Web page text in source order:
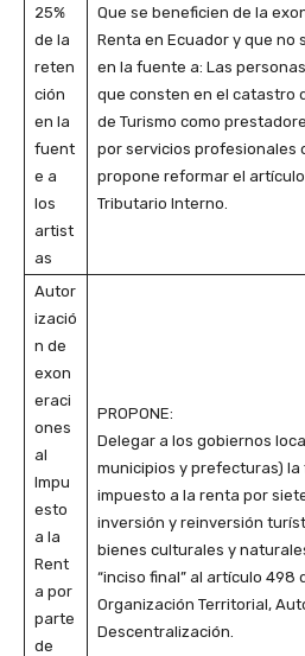
25%
de la
reten
ción
en la
fuent
e a
los
artist
as
Que se beneficien de la
Renta en Ecuador y que no
en la fuente a: Las
que consten en el catastro
de Turismo como
por servicios profesionales
propone reformar el artículo
Tributario Interno.
Autor
izació
n de
exon
eraci
ones
al
Impu
esto
a la
Rent
a por
parte
de
PROPONE:
Delegar a los gobiernos
municipios y prefecturas)
impuesto a la renta por
inversión y reinversión
bienes culturales y
“inciso final” al artículo 498
Organización Territorial,
Descentralización.